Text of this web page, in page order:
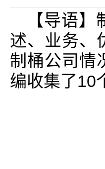
【导语
述、业务、
制桶公司情
编收集了10